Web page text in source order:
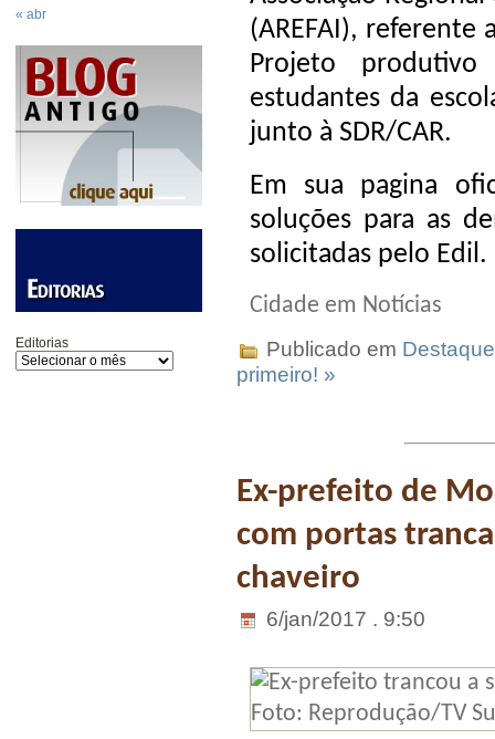
« abr
Editorias
(AREFAI), referente
Projeto
estudantes da
junto à SDR/CAR.
Em sua pagina
soluções para as
solicitadas pelo Edil.
Cidade em Notícias
Publicado em
primeiro! »
Ex-prefeito de
com portas
chaveiro
6/jan/2017 . 9:50